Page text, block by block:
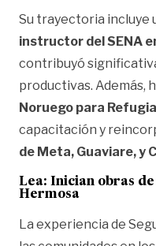
Su trayectoria incluye
instructor del SENA
contribuyó
productivas. Además,
Noruego para
capacitación y
de Meta, Guaviare, y
Lea: Inician obras
Hermosa
La experiencia de